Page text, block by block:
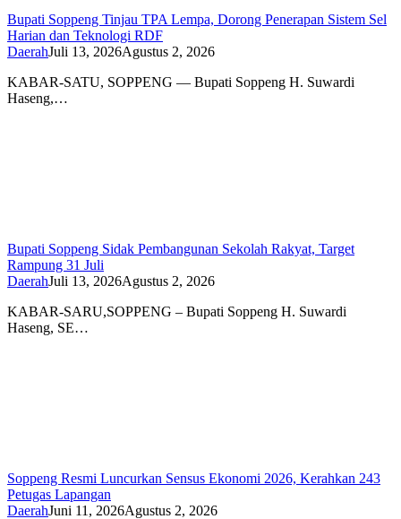
Bupati Soppeng Tinjau TPA Lempa, Dorong Penerapan Sistem Sel
Harian dan Teknologi RDF
DaerahJuli 13, 2026Agustus 2, 2026
KABAR-SATU, SOPPENG — Bupati Soppeng H. Suwardi
Haseng,…
Bupati Soppeng Sidak Pembangunan Sekolah Rakyat, Target
Rampung 31 Juli
DaerahJuli 13, 2026Agustus 2, 2026
KABAR-SARU,SOPPENG – Bupati Soppeng H. Suwardi
Haseng, SE…
Soppeng Resmi Luncurkan Sensus Ekonomi 2026, Kerahkan 243
Petugas Lapangan
DaerahJuni 11, 2026Agustus 2, 2026